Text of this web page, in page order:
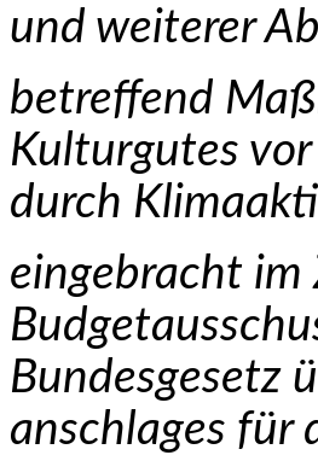
und weiterer
betreffend
Kulturgutes
durch
eingebracht im
Bundesgesetz
anschlages für